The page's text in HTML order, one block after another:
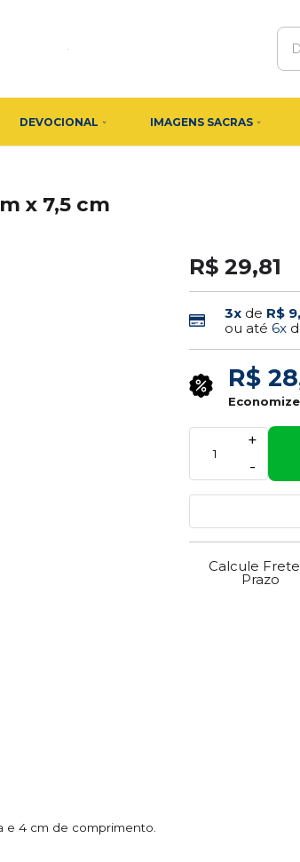
DEVOCIONAL IMAGENS SACRAS
x 7,5 cm
R$ 29,81
3x de R$
ou até6x
R$
Economize
-
+
Calcule
Prazo
e 4 cm de comprimento.